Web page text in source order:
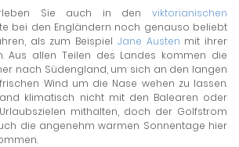
Sie auch in den viktorianischen
bei den Engländern noch genauso beliebt
als zum Beispiel Jane Austen mit ihrer
Aus allen Teilen des Landes kommen die
nach Südengland, um sich an den langen
Wind um die Nase wehen zu lassen.
klimatisch nicht mit den Balearen oder
mithalten, doch der Golfstrom
die angenehm warmen Sonnentage hier